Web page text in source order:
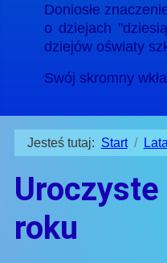
Doniosłe
o dziejach
dziejów oświaty
Swój skromny
Jesteś tutaj: Start
roku